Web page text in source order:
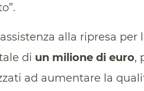
alla ripresa
di un milione di euro,
ad aumentare la